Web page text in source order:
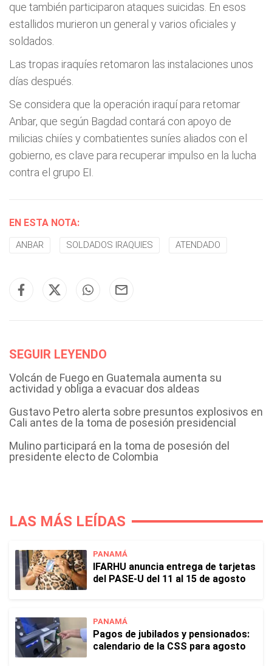
que también participaron ataques suicidas. En esos
estallidos murieron un general y varios oficiales y
soldados.
Las tropas iraquíes retomaron las instalaciones unos
días después.
Se considera que la operación iraquí para retomar
Anbar, que según Bagdad contará con apoyo de
milicias chiíes y combatientes suníes aliados con el
gobierno, es clave para recuperar impulso en la lucha
contra el grupo EI.
EN ESTA NOTA:
ANBAR SOLDADOS IRAQUIES ATENDADO
SEGUIR LEYENDO
Volcán de Fuego en Guatemala aumenta su
actividad y obliga a evacuar dos aldeas
Gustavo Petro alerta sobre presuntos explosivos en
Cali antes de la toma de posesión presidencial
Mulino participará en la toma de posesión del
presidente electo de Colombia
LAS MÁS LEÍDAS
PANAMÁ
IFARHU anuncia entrega de tarjetas
del PASE-U del 11 al 15 de agosto
PANAMÁ
Pagos de jubilados y pensionados:
calendario de la CSS para agosto